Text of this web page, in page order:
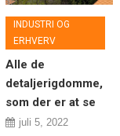
INDUSTRI OG
ERHVERV
Alle de
detaljerigdomme,
som der er at se
juli 5, 2022